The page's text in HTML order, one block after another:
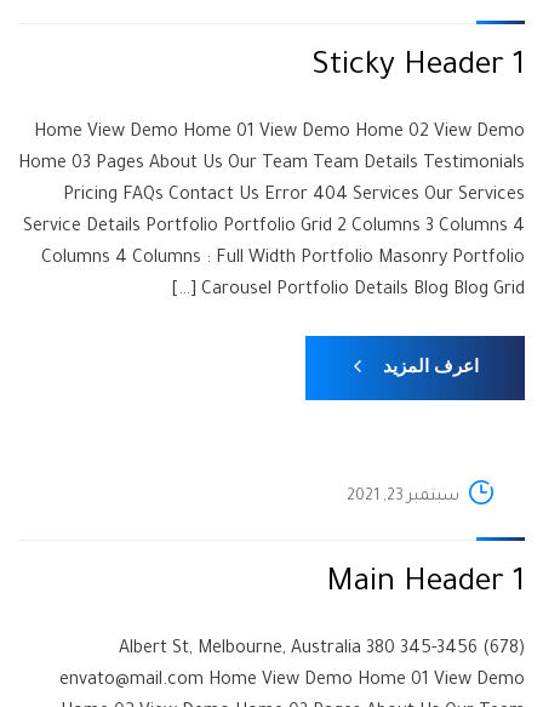
Sticky Header 1
Home View Demo Home 01 View Demo Home 02 View Demo
Home 03 Pages About Us Our Team Team Details Testimonials
Pricing FAQs Contact Us Error 404 Services Our Services
Service Details Portfolio Portfolio Grid 2 Columns 3 Columns 4
Columns 4 Columns : Full Width Portfolio Masonry Portfolio
Carousel Portfolio Details Blog Blog Grid […]
اعرف المزيد
سبتمبر 23, 2021
Main Header 1
(678) 345-3456 380 Albert St, Melbourne, Australia
envato@mail.com Home View Demo Home 01 View Demo